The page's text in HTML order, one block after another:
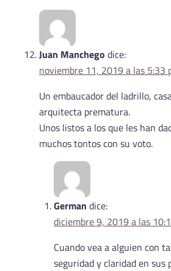
Juan Manchego dice:
noviembre 11, 2019 a las 5:33
Un embaucador del ladrillo,
arquitecta prematura.
Unos listos a los que les han
muchos tontos con su voto.
German dice:
diciembre 9, 2019 a las
Cuando vea a alguien con
seguridad y claridad en sus